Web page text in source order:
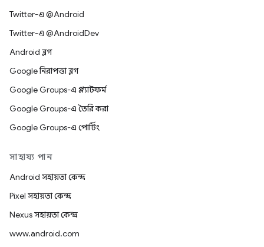
Twitter-এ @Android
Twitter-এ @AndroidDev
Android ব্লগ
Google নিরাপত্তা ব্লগ
Google Groups-এ প্ল্যাটফর্ম
Google Groups-এ তৈরি করা
Google Groups-এ পোর্টিং
সাহায্য পান
Android সহায়তা কেন্দ্র
Pixel সহায়তা কেন্দ্র
Nexus সহায়তা কেন্দ্র
www.android.com